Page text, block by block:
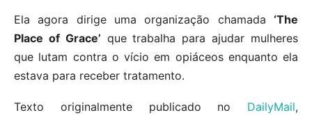
Ela agora dirige uma organização chamada ‘The
Place of Grace’ que trabalha para ajudar mulheres
que lutam contra o vício em opiáceos enquanto ela
estava para receber tratamento.
Texto originalmente publicado no DailyMail,